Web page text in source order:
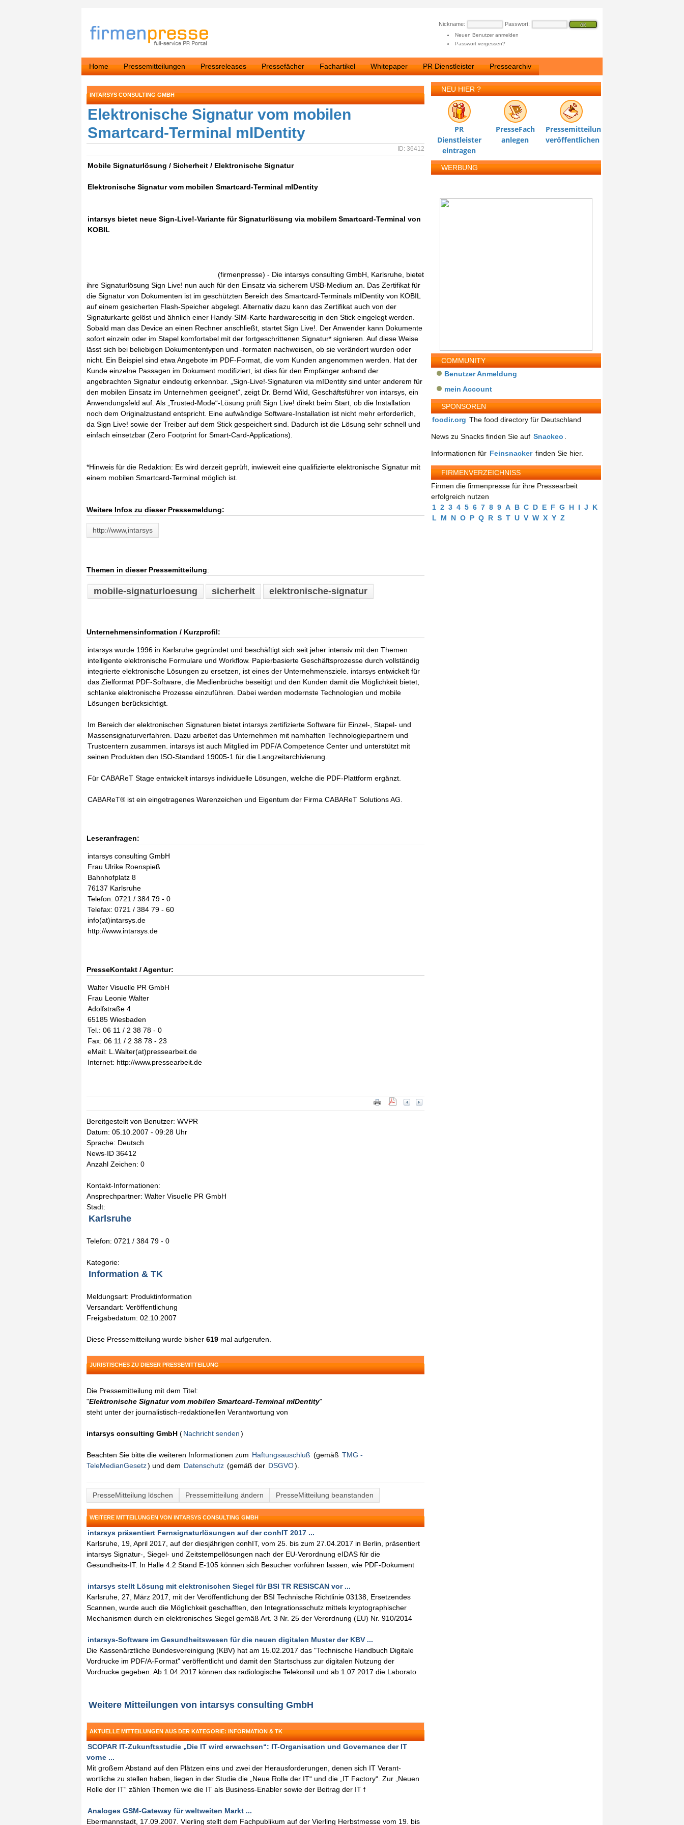
Nickname: Passwort:
Neuen Benutzer anmelden
Passwort vergessen?
Home Pressemitteilungen Pressreleases Pressefächer Fachartikel Whitepaper PR Dienstleister Pressearchiv
INTARSYS CONSULTING GMBH
Elektronische Signatur vom mobilen
Smartcard-Terminal mIDentity
ID: 36412
Mobile Signaturlösung / Sicherheit / Elektronische Signatur
Elektronische Signatur vom mobilen Smartcard-Terminal mIDentity
intarsys bietet neue Sign-Live!-Variante für Signaturlösung via mobilem Smartcard-Terminal von
KOBIL
(firmenpresse) - Die intarsys consulting GmbH, Karlsruhe, bietet
ihre Signaturlösung Sign Live! nun auch für den Einsatz via sicherem USB-Medium an. Das Zertifikat für
die Signatur von Dokumenten ist im geschützten Bereich des Smartcard-Terminals mIDentity von KOBIL
auf einem gesicherten Flash-Speicher abgelegt. Alternativ dazu kann das Zertifikat auch von der
Signaturkarte gelöst und ähnlich einer Handy-SIM-Karte hardwareseitig in den Stick eingelegt werden.
Sobald man das Device an einen Rechner anschließt, startet Sign Live!. Der Anwender kann Dokumente
sofort einzeln oder im Stapel komfortabel mit der fortgeschrittenen Signatur* signieren. Auf diese Weise
lässt sich bei beliebigen Dokumententypen und -formaten nachweisen, ob sie verändert wurden oder
nicht. Ein Beispiel sind etwa Angebote im PDF-Format, die vom Kunden angenommen werden. Hat der
Kunde einzelne Passagen im Dokument modifiziert, ist dies für den Empfänger anhand der
angebrachten Signatur eindeutig erkennbar. „Sign-Live!-Signaturen via mIDentity sind unter anderem für
den mobilen Einsatz im Unternehmen geeignet“, zeigt Dr. Bernd Wild, Geschäftsführer von intarsys, ein
Anwendungsfeld auf. Als „Trusted-Mode“-Lösung prüft Sign Live! direkt beim Start, ob die Installation
noch dem Originalzustand entspricht. Eine aufwändige Software-Installation ist nicht mehr erforderlich,
da Sign Live! sowie der Treiber auf dem Stick gespeichert sind. Dadurch ist die Lösung sehr schnell und
einfach einsetzbar (Zero Footprint for Smart-Card-Applications).
*Hinweis für die Redaktion: Es wird derzeit geprüft, inwieweit eine qualifizierte elektronische Signatur mit
einem mobilen Smartcard-Terminal möglich ist.
Weitere Infos zu dieser Pressemeldung:
http://www,intarsys
Themen in dieser Pressemitteilung:
mobile-signaturloesung sicherheit elektronische-signatur
Unternehmensinformation / Kurzprofil:
intarsys wurde 1996 in Karlsruhe gegründet und beschäftigt sich seit jeher intensiv mit den Themen
intelligente elektronische Formulare und Workflow. Papierbasierte Geschäftsprozesse durch vollständig
integrierte elektronische Lösungen zu ersetzen, ist eines der Unternehmensziele. intarsys entwickelt für
das Zielformat PDF-Software, die Medienbrüche beseitigt und den Kunden damit die Möglichkeit bietet,
schlanke elektronische Prozesse einzuführen. Dabei werden modernste Technologien und mobile
Lösungen berücksichtigt.
Im Bereich der elektronischen Signaturen bietet intarsys zertifizierte Software für Einzel-, Stapel- und
Massensignaturverfahren. Dazu arbeitet das Unternehmen mit namhaften Technologiepartnern und
Trustcentern zusammen. intarsys ist auch Mitglied im PDF/A Competence Center und unterstützt mit
seinen Produkten den ISO-Standard 19005-1 für die Langzeitarchivierung.
Für CABAReT Stage entwickelt intarsys individuelle Lösungen, welche die PDF-Plattform ergänzt.
CABAReT® ist ein eingetragenes Warenzeichen und Eigentum der Firma CABAReT Solutions AG.
Leseranfragen:
intarsys consulting GmbH
Frau Ulrike Roenspieß
Bahnhofplatz 8
76137 Karlsruhe
Telefon: 0721 / 384 79 - 0
Telefax: 0721 / 384 79 - 60
info(at)intarsys.de
http://www.intarsys.de
PresseKontakt / Agentur:
Walter Visuelle PR GmbH
Frau Leonie Walter
Adolfstraße 4
65185 Wiesbaden
Tel.: 06 11 / 2 38 78 - 0
Fax: 06 11 / 2 38 78 - 23
eMail: L.Walter(at)pressearbeit.de
Internet: http://www.pressearbeit.de
Bereitgestellt von Benutzer: WVPR
Datum: 05.10.2007 - 09:28 Uhr
Sprache: Deutsch
News-ID 36412
Anzahl Zeichen: 0
Kontakt-Informationen:
Ansprechpartner: Walter Visuelle PR GmbH
Stadt:
Karlsruhe
Telefon: 0721 / 384 79 - 0
Kategorie:
Information & TK
Meldungsart: Produktinformation
Versandart: Veröffentlichung
Freigabedatum: 02.10.2007
Diese Pressemitteilung wurde bisher 619 mal aufgerufen.
JURISTISCHES ZU DIESER PRESSEMITTEILUNG
Die Pressemitteilung mit dem Titel:
"Elektronische Signatur vom mobilen Smartcard-Terminal mIDentity"
steht unter der journalistisch-redaktionellen Verantwortung von
intarsys consulting GmbH (Nachricht senden)
Beachten Sie bitte die weiteren Informationen zum Haftungsauschluß (gemäß TMG -
TeleMedianGesetz) und dem Datenschutz (gemäß der DSGVO).
PresseMitteilung löschen Pressemitteilung ändern PresseMitteilung beanstanden
WEITERE MITTEILUNGEN VON INTARSYS CONSULTING GMBH
intarsys präsentiert Fernsignaturlösungen auf der conhIT 2017 ...
Karlsruhe, 19, April 2017, auf der diesjährigen conhIT, vom 25. bis zum 27.04.2017 in Berlin, präsentiert
intarsys Signatur-, Siegel- und Zeitstempellösungen nach der EU-Verordnung eIDAS für die
Gesundheits-IT. In Halle 4.2 Stand E-105 können sich Besucher vorführen lassen, wie PDF-Dokument
intarsys stellt Lösung mit elektronischen Siegel für BSI TR RESISCAN vor ...
Karlsruhe, 27, März 2017, mit der Veröffentlichung der BSI Technische Richtlinie 03138, Ersetzendes
Scannen, wurde auch die Möglichkeit geschafften, den Integrationsschutz mittels kryptographischer
Mechanismen durch ein elektronisches Siegel gemäß Art. 3 Nr. 25 der Verordnung (EU) Nr. 910/2014
intarsys-Software im Gesundheitswesen für die neuen digitalen Muster der KBV ...
Die Kassenärztliche Bundesvereinigung (KBV) hat am 15.02.2017 das "Technische Handbuch Digitale
Vordrucke im PDF/A-Format" veröffentlicht und damit den Startschuss zur digitalen Nutzung der
Vordrucke gegeben. Ab 1.04.2017 können das radiologische Telekonsil und ab 1.07.2017 die Laborato
Weitere Mitteilungen von intarsys consulting GmbH
AKTUELLE MITTEILUNGEN AUS DER KATEGORIE: INFORMATION & TK
SCOPAR IT-Zukunftsstudie „Die IT wird erwachsen“: IT-Organisation und Governance der IT
vorne ...
Mit großem Abstand auf den Plätzen eins und zwei der Herausforderungen, denen sich IT Verant-
wortliche zu stellen haben, liegen in der Studie die „Neue Rolle der IT“ und die „IT Factory“. Zur „Neuen
Rolle der IT“ zählen Themen wie die IT als Business-Enabler sowie der Beitrag der IT f
Analoges GSM-Gateway für weltweiten Markt ...
Ebermannstadt, 17.09.2007. Vierling stellt dem Fachpublikum auf der Vierling Herbstmesse vom 19. bis
NEU HIER ?
PR
Dienstleister
eintragen
PresseFach
anlegen
Pressemitteilung
veröffentlichen
WERBUNG
COMMUNITY
Benutzer Anmeldung
mein Account
SPONSOREN
foodir.org The food directory für Deutschland
News zu Snacks finden Sie auf Snackeo
Informationen für Feinsnacker finden Sie hier.
FIRMENVERZEICHNISS
Firmen die firmenpresse für ihre Pressearbeit
erfolgreich nutzen
1 2 3 4 5 6 7 8 9 A B C D E F G H I J
K
L
M N O P Q R S T U V W X Y Z